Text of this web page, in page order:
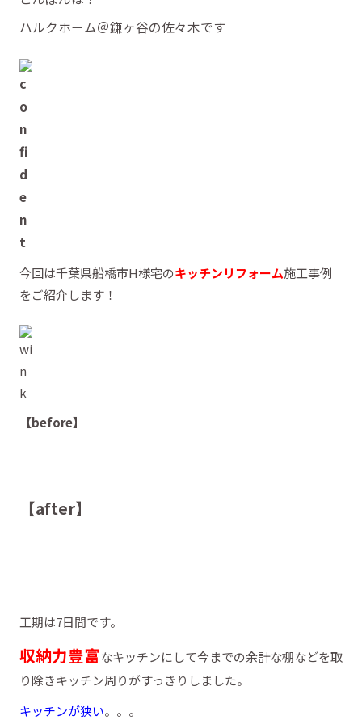
ハルクホーム＠鎌ヶ谷の佐々木です
今回は千葉県船橋市H様宅のキッチンリフォーム施工事例
をご紹介します！
【before】
【after】
工期は7日間です。
収納力豊富なキッチンにして今までの余計な棚などを取
り除きキッチン周りがすっきりしました。
キッチンが狭い。。。